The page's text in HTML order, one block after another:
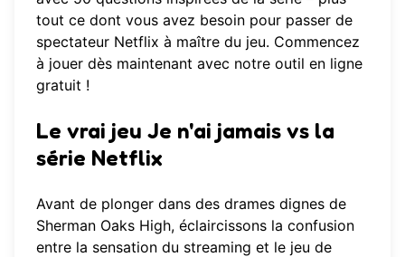
tout ce dont vous avez besoin pour passer de
spectateur Netflix à maître du jeu. Commencez
à jouer dès maintenant avec notre outil en ligne
gratuit !
Le vrai jeu Je n'ai jamais vs la
série Netflix
Avant de plonger dans des drames dignes de
Sherman Oaks High, éclaircissons la confusion
entre la sensation du streaming et le jeu de